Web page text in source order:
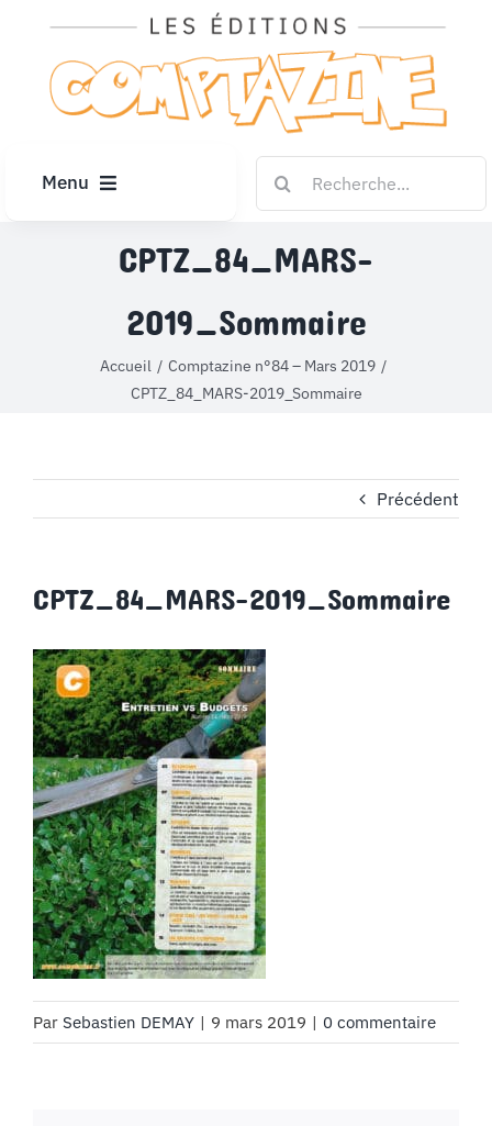
contenu
Menu
PANIER
STUDORIA
CPTZ_84_MARS-
2019_Sommaire
Accueil
Comptazine n°84 – Mars 2019
CPTZ_84_MARS-2019_Sommaire
Précédent
CPTZ_84_MARS-2019_Sommaire
Par Sebastien DEMAY | 9 mars 2019 | 0 commentaire